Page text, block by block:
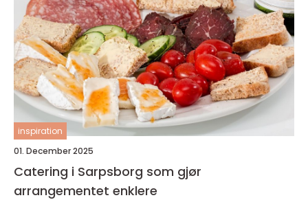
inspiration
01. December 2025
Catering i Sarpsborg som gjør
arrangementet enklere